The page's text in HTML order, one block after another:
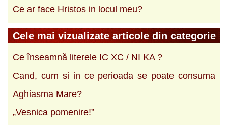
Ce ar face Hristos in locul meu?
Cele mai vizualizate articole din categorie
Ce înseamnă literele IC XC / NI KA ?
Cand, cum si in ce perioada se poate consuma
Aghiasma Mare?
„Vesnica pomenire!”